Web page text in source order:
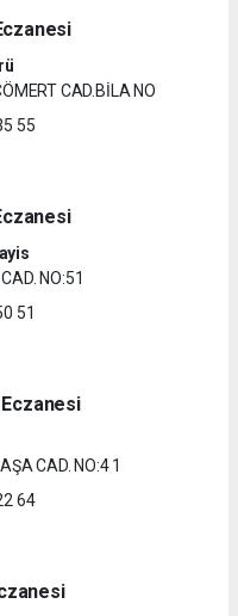
CAD.BİLA NO
55
NO:51
51
CAD. NO:4 1
64